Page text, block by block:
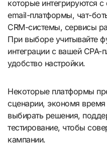
которые интегрируются
email-платформы, чат-
CRM-системы, сервисы
При выборе учитывайте
интеграции с вашей
удобство настройки.
Некоторые платформы
сценарии, экономя время
выбирать решения,
тестирование, чтобы
кампании.